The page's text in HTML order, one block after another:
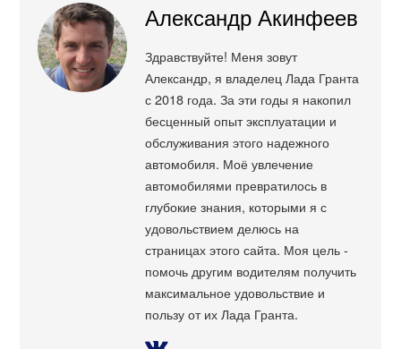
Александр Акинфеев
Здравствуйте! Меня зовут
Александр, я владелец Лада Гранта
с 2018 года. За эти годы я накопил
бесценный опыт эксплуатации и
обслуживания этого надежного
автомобиля. Моё увлечение
автомобилями превратилось в
глубокие знания, которыми я с
удовольствием делюсь на
страницах этого сайта. Моя цель -
помочь другим водителям получить
максимальное удовольствие и
пользу от их Лада Гранта.